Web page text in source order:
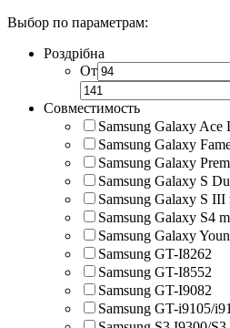
Выбор по параметрам:
Роздрібна
От
Совместимость
Samsung Galaxy Ace
Samsung Galaxy
Samsung Galaxy
Samsung Galaxy S
Samsung Galaxy S
Samsung Galaxy S4
Samsung Galaxy
Samsung GT-I8262
Samsung GT-I8552
Samsung GT-I9082
Samsung GT-i9105/